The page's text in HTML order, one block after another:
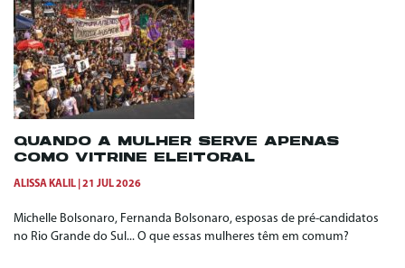
QUANDO A MULHER SERVE APENAS
COMO VITRINE ELEITORAL
ALISSA KALIL 21 JUL 2026
Michelle Bolsonaro, Fernanda Bolsonaro, esposas de pré-candidatos
no Rio Grande do Sul... O que essas mulheres têm em comum?